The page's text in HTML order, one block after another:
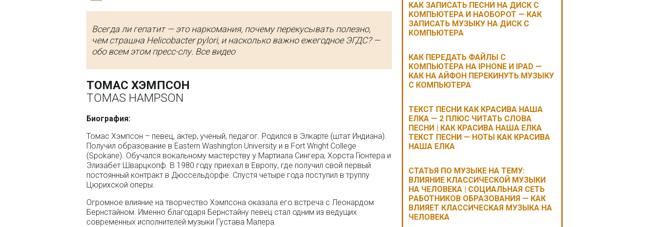
Всегда ли гепатит — это наркомания, почему перекусывать полезно,
чем страшна Helicobacter pylori, и насколько важно ежегодное ЭГДС? —
обо всем этом пресс-слу. Все видео
ТОМАС ХЭМПСОН
TOMAS HAMPSON
Биография:
Томас Хэмпсон – певец, актер, ученый, педагог. Родился в Элкарте (штат Индиана).
Получил образование в Eastern Washington University и в Fort Wright College
(Spokane). Обучался вокальному мастерству у Мартиала Сингера, Хорста Гюнтера и
Элизабет Шварцкопф. В 1980 году приехал в Европу, где получил свой первый
постоянный контракт в Дюссельдорфе. Спустя четыре года поступил в труппу
Цюрихской оперы.
Огромное влияние на творчество Хэмпсона оказала его встреча с Леонардом
Бернстайном. Именно благодаря Бернстайну певец стал одним из ведущих
современных исполнителей музыки Густава Малера.
КАК ЗАПИСАТЬ ПЕСНИ НА ДИСК С
КОМПЬЮТЕРА И НАОБОРОТ — КАК
ЗАПИСАТЬ МУЗЫКУ НА ДИСК С
КОМПЬЮТЕРА
КАК ПЕРЕДАТЬ ФАЙЛЫ С
КОМПЬЮТЕРА НА IPHONE И IPAD —
КАК НА АЙФОН ПЕРЕКИНУТЬ МУЗЫКУ
С КОМПЬЮТЕРА
ТЕКСТ ПЕСНИ КАК КРАСИВА НАША
ЕЛКА — 2 ПЛЮС ЧИТАТЬ СЛОВА
ПЕСНИ | КАК КРАСИВА НАША ЕЛКА
ТЕКСТ ПЕСНИ — НОТЫ КАК КРАСИВА
НАША ЕЛКА
СТАТЬЯ ПО МУЗЫКЕ НА ТЕМУ:
ВЛИЯНИЕ КЛАССИЧЕСКОЙ МУЗЫКИ
НА ЧЕЛОВЕКА | СОЦИАЛЬНАЯ СЕТЬ
РАБОТНИКОВ ОБРАЗОВАНИЯ — КАК
ВЛИЯЕТ КЛАССИЧЕСКАЯ МУЗЫКА НА
ЧЕЛОВЕКА